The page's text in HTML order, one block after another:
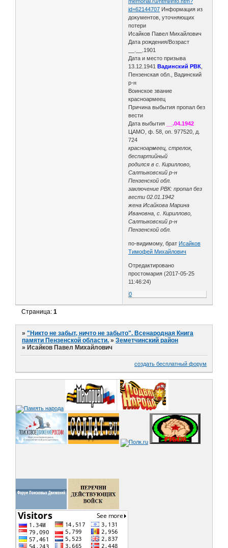
id=62144707 Информация из
документов, уточняющих
потери
Исайков Павел Михайлович
Дата рождения/Возраст
__.__.1901
Дата и место призыва
13.12.1941Вадинский РВК
Пензенская обл., Вадинский
р-н
Воинское звание
красноармеец
Причина выбытия пропал без
вести
Дата выбытия
__.04.1942
ЦАМО, ф. 58, оп. 977520, д.
724
красноармеец, стрелок,
беспартийный
родился в с. Кириллово,
Салтыковский р-н
Пензенской обл.
заключение РВК: пропал без
вести 02.01.1942
жена Исайкова Марина
Ивановна, с. Кириллово,
Салтыковский р-н
Пензенской обл.
по-видимому, брат Исайков
Тимофей Михайлович
Отредактировано
простомария (2017-05-25
11:46:24)
0
Страница:1
»"Никто не забыт, ничто не забыто". Всенародная Книга
памяти Пензенской области. »Земетчинский район
» Исайков Павел Михайлович
создать бесплатный форум